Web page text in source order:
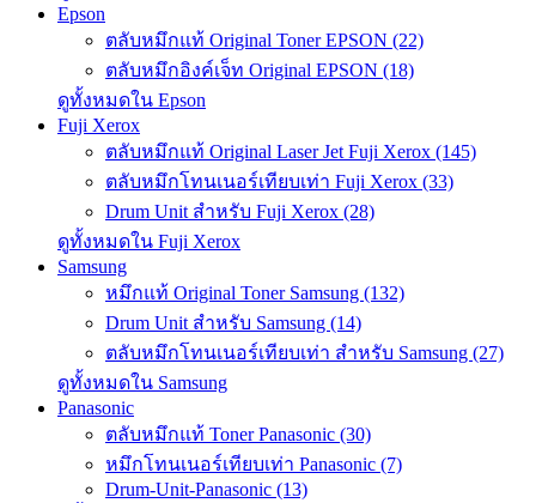
Epson
ตลับหมึกแท้ Original Toner EPSON (22)
ตลับหมึกอิงค์เจ็ท Original EPSON (18)
ดูทั้งหมดใน Epson
Fuji Xerox
ตลับหมึกแท้ Original Laser Jet Fuji Xerox (145)
ตลับหมึกโทนเนอร์เทียบเท่า Fuji Xerox (33)
Drum Unit สำหรับ Fuji Xerox (28)
ดูทั้งหมดใน Fuji Xerox
Samsung
หมึกแท้ Original Toner Samsung (132)
Drum Unit สำหรับ Samsung (14)
ตลับหมึกโทนเนอร์เทียบเท่า สำหรับ Samsung (27)
ดูทั้งหมดใน Samsung
Panasonic
ตลับหมึกแท้ Toner Panasonic (30)
หมึกโทนเนอร์เทียบเท่า Panasonic (7)
Drum-Unit-Panasonic (13)